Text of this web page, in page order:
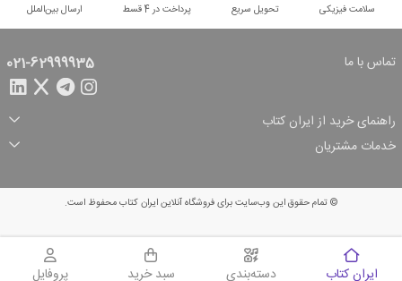
سلامت فیزیکی تحویل سریع پرداخت در 4 قسط ارسال بین‌الملل
تماس با ما 021-62999935
راهنمای خرید از ایران کتاب
ثبت سفارش
شرایط ارسال سفارش
شیوه پرداخت
تخفیف‌های خرید
خدمات مشتریان
© تمام حقوق این وب‌سایت برای فروشگاه آنلاین ایران کتاب محفوظ است.
ایران کتاب دسته‌بندی
سبد خرید
سبد خرید پروفایل